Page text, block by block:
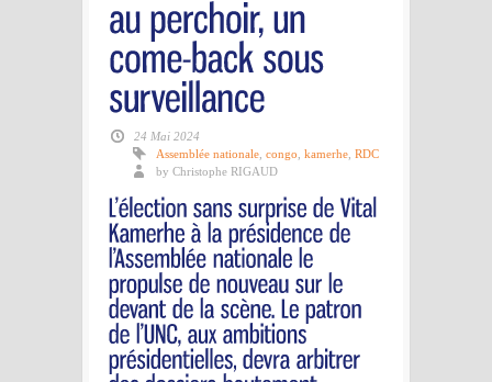
24 Mai 2024
Assemblée nationale congo kamerhe RDC
by Christophe RIGAUD